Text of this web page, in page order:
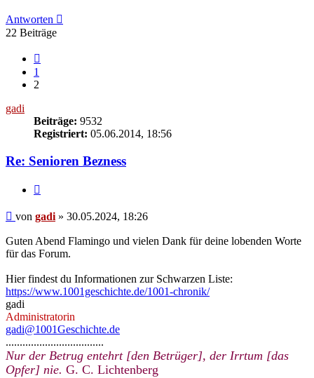
Antworten
22 Beiträge
1
2
gadi
Beiträge: 9532
Registriert: 05.06.2014, 18:56
Re: Senioren Bezness
Beitrag
von gadi » 30.05.2024, 18:26
Guten Abend Flamingo und vielen Dank für deine lobenden Worte
für das Forum.
Hier findest du Informationen zur Schwarzen Liste:
https://www.1001geschichte.de/1001-chronik/
gadi
Administratorin
gadi@1001Geschichte.de
...................................
Nur der Betrug entehrt [den Betrüger], der Irrtum [das
Opfer] nie. G. C. Lichtenberg